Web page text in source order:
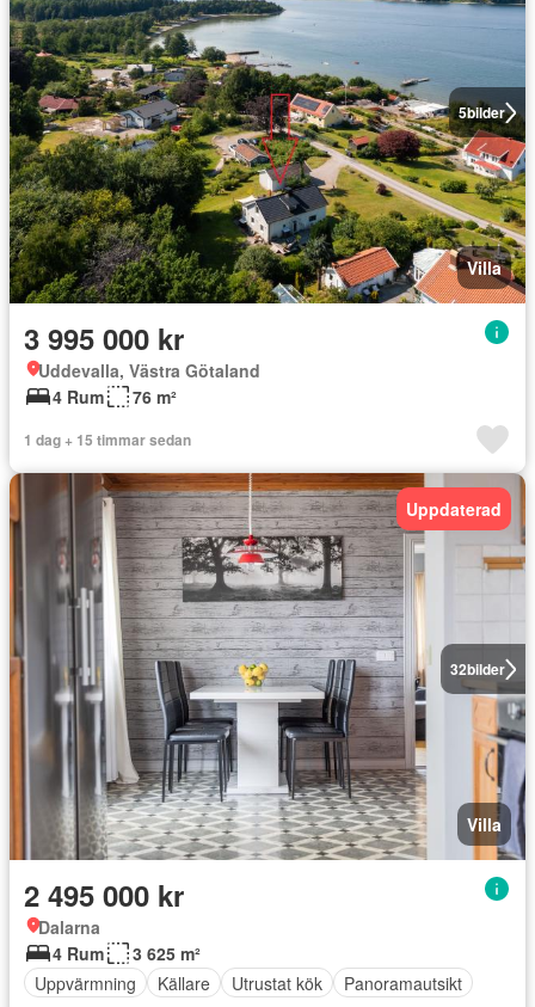
5bilder
Villa
3 995 000 kr
Uddevalla, Västra Götaland
4 Rum
76 m²
1 dag + 15 timmar sedan
32bilder
Uppdaterad
Villa
2 495 000 kr
Dalarna
4 Rum
3 625 m²
Uppvärmning
Källare Utrustat kök Panoramautsikt